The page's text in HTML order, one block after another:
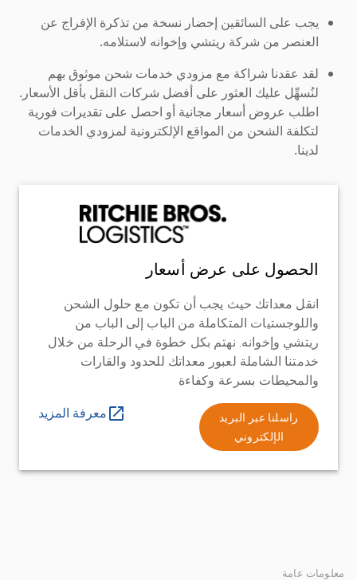
يجب على السائقين إحضار نسخة من تذكرة الإفراج عن
العنصر من شركة ريتشي وإخوانه لاستلامه.
لقد عقدنا شراكة مع مزودي خدمات شحن موثوق بهم
لنُسهِّل عليك العثور على أفضل شركات النقل بأقل الأسعار.
اطلب عروض أسعار مجانية أو احصل على تقديرات فورية
لتكلفة الشحن من المواقع الإلكترونية لمزودي الخدمات
لدينا.
الحصول على عرض أسعار
انقل معداتك حيث يجب أن تكون مع حلول الشحن
واللوجستيات المتكاملة من الباب إلى الباب من
ريتشي وإخوانه. نهتم بكل خطوة في الرحلة من خلال
خدمتنا الشاملة لعبور معداتك للحدود والقارات
والمحيطات بسرعة وكفاءة
راسلنا عبر البريد
الإلكتروني
معرفة المزيد
معلومات عامة